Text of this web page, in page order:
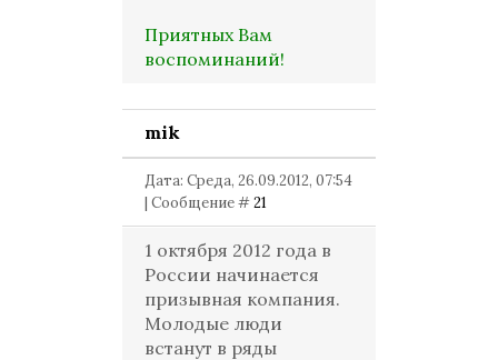
Приятных Вам
воспоминаний!
mik
Дата: Среда, 26.09.2012, 07:54
| Сообщение #21
1 октября 2012 года в
России начинается
призывная компания.
Молодые люди
встанут в ряды